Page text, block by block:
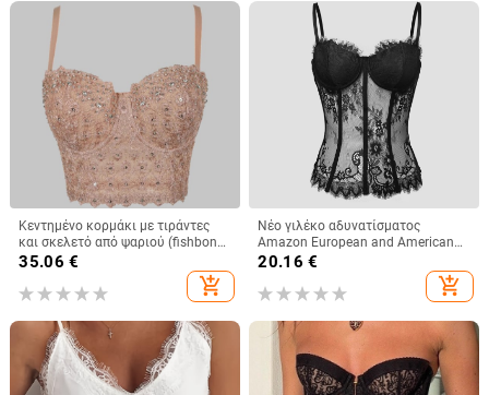
Κεντημένο κορμάκι με τιράντες
και σκελετό από ψαριού (fishbone),
βέστ με διαμαντιών διακόσμηση,
φλοράλ μοτίβο, στενή γραμμή,
υπερ-κοντό μήκος ≤40 εκ,
35.06 €
add_shopping_cart
Νέο γιλέκο αδυνατίσματος
Amazon European and American
Street Spice Girl Lace Eyelashes
Γυναικείο 9018
20.16 €
add_shopping_cart